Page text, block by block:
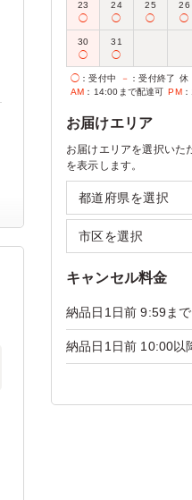
23
◯
24
◯
25
◯
26
◯
30
◯
31
◯
◯ ：受付中 － ：受付終了 休
AM ：14:00まで配達可 PM
お届けエリア
お届けエリアを選択いた
を表示します。
キャンセル料金
納品日1日前 9:59まで
納品日1日前 10:00以